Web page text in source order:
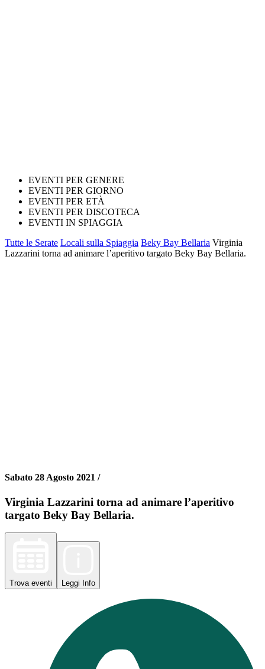
EVENTI PER GENERE
EVENTI PER GIORNO
EVENTI PER ETÀ
EVENTI PER DISCOTECA
EVENTI IN SPIAGGIA
Tutte le Serate Locali sulla Spiaggia Beky Bay Bellaria Virginia
Lazzarini torna ad animare l’aperitivo targato Beky Bay Bellaria.
Sabato 28 Agosto 2021 /
Virginia Lazzarini torna ad animare l’aperitivo
targato Beky Bay Bellaria.
Trova eventi Leggi Info